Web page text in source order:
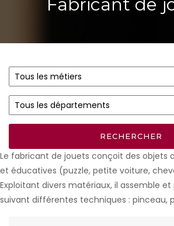
Fabricant de
Le fabricant de jouets conçoit des objets
et éducatives (puzzle, petite voiture,
Exploitant divers matériaux, il assemble
suivant différentes techniques : pinceau,